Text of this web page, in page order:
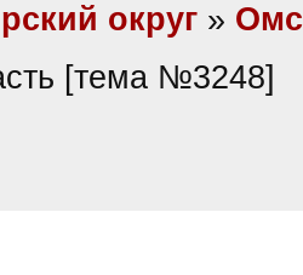
округ »
[тема №3248]